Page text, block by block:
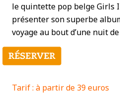
le quintette pop belge Girls
présenter son superbe
voyage au bout d’une nuit
Tarif : à partir de 39 euros